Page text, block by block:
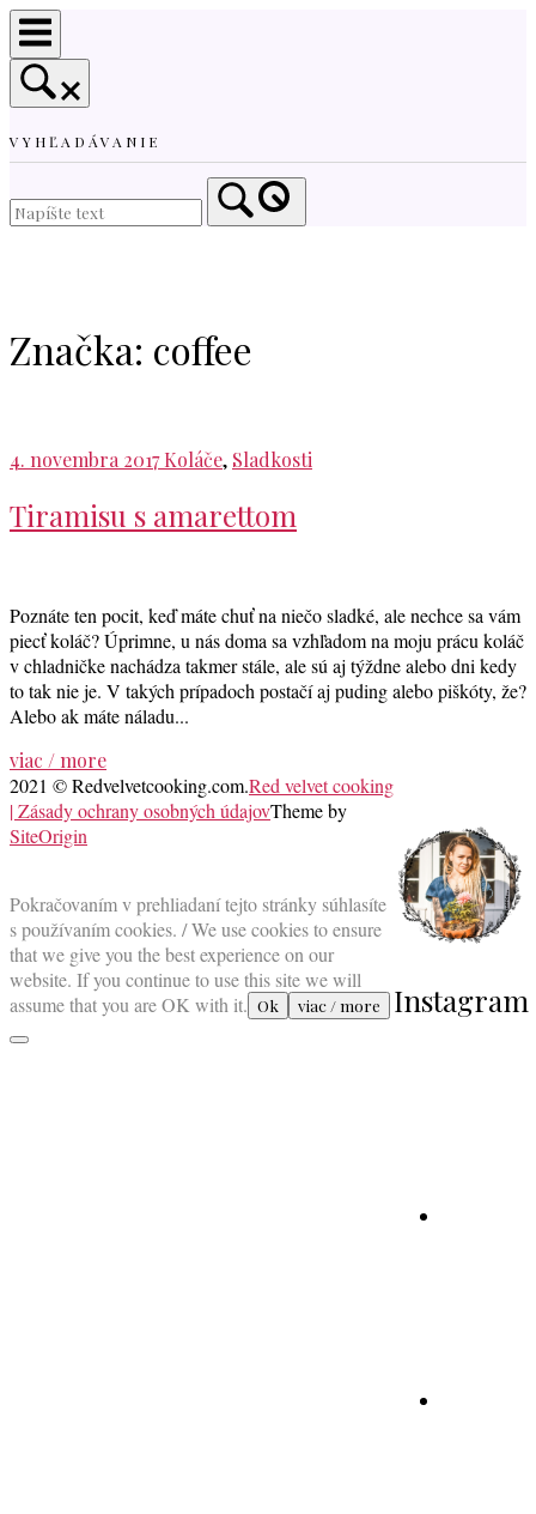
Skip
to
content
VYHĽADÁVANIE
Značka: coffee
4. novembra 2017Koláče, Sladkosti
Tiramisu s amarettom
Poznáte ten pocit, keď máte chuť na niečo sladké, ale nechce sa vám
piecť koláč? Úprimne, u nás doma sa vzhľadom na moju prácu koláč
v chladničke nachádza takmer stále, ale sú aj týždne alebo dni kedy
to tak nie je. V takých prípadoch postačí aj puding alebo piškóty, že?
Alebo ak máte náladu...
viac / more
Instagram
2021 © Redvelvetcooking.com.Red velvet cooking
| Zásady ochrany osobných údajovTheme by
SiteOrigin
top
Pokračovaním v prehliadaní tejto stránky súhlasíte
s používaním cookies. / We use cookies to ensure
that we give you the best experience on our
website. If you continue to use this site we will
assume that you are OK with it. Ok viac / more